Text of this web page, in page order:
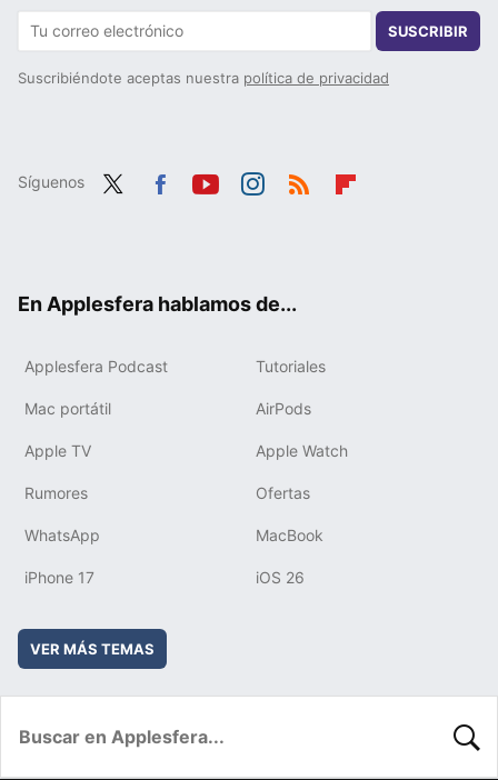
SUSCRIBIR
Suscribiéndote aceptas nuestra política de privacidad
Síguenos
En Applesfera hablamos de...
Applesfera Podcast Tutoriales
Mac portátil AirPods
Apple TV Apple Watch
Rumores Ofertas
WhatsApp MacBook
iPhone 17 iOS 26
VER MÁS TEMAS